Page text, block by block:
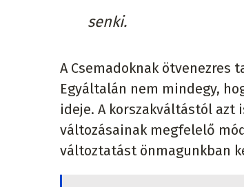
senki.
A Csemadoknak ötvenezres
Egyáltalán nem mindegy,
ideje. A korszakváltástól azt
változásainak megfelelő
változtatást önmagunkban